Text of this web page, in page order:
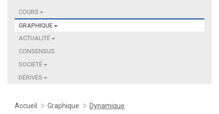
COURS
GRAPHIQUE
ACTUALITÉ
CONSENSUS
SOCIÉTÉ
DÉRIVÉS
Accueil Graphique Dynamique